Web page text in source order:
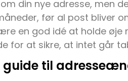
din nye adresse, men
før al post bliver
en god idé at holde øje
for at sikre, at intet går
til